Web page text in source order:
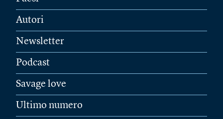
Autori
Newsletter
Podcast
Savage love
Ultimo numero